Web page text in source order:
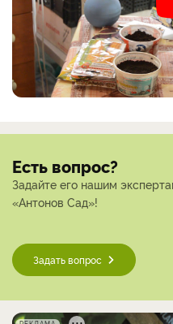
Есть вопрос?
Задайте его нашим
«Антонов Сад»!
Задать вопрос